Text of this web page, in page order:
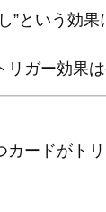
”という効
ガー効果
ードがト